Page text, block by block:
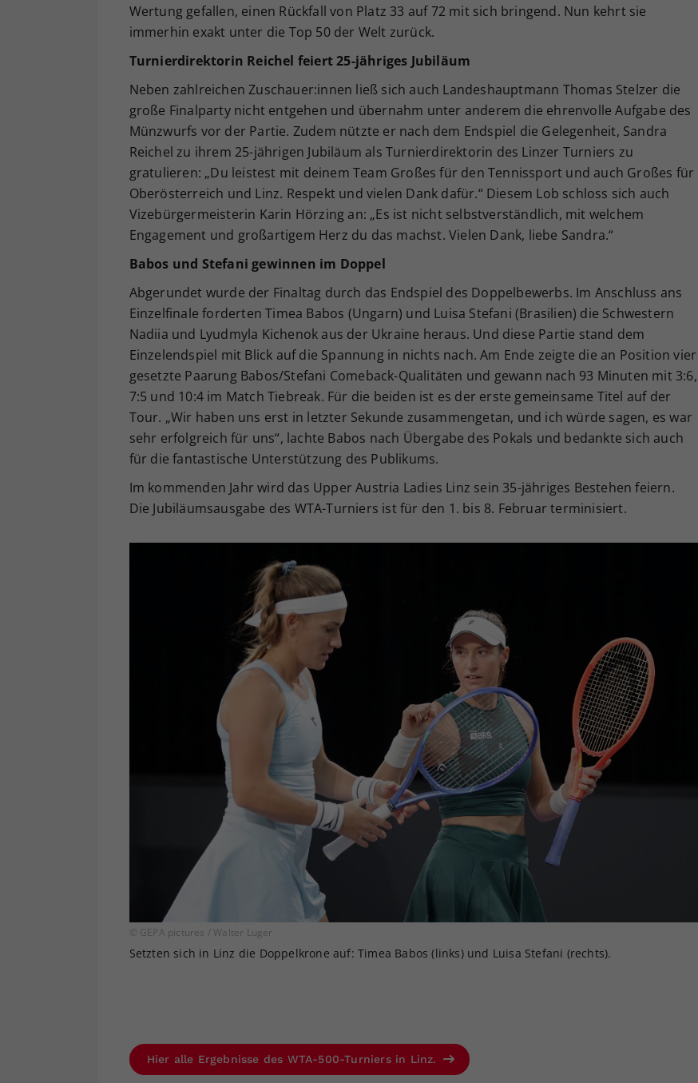
Wertung gefallen, einen Rückfall von Platz 33 auf 72 mit sich bringend. Nun kehrt sie
immerhin exakt unter die Top 50 der Welt zurück.
Turnierdirektorin Reichel feiert 25-jähriges Jubiläum
Neben zahlreichen Zuschauer:innen ließ sich auch Landeshauptmann Thomas Stelzer die
große Finalparty nicht entgehen und übernahm unter anderem die ehrenvolle Aufgabe des
Münzwurfs vor der Partie. Zudem nützte er nach dem Endspiel die Gelegenheit, Sandra
Reichel zu ihrem 25-jährigen Jubiläum als Turnierdirektorin des Linzer Turniers zu
gratulieren: „Du leistest mit deinem Team Großes für den Tennissport und auch Großes für
Oberösterreich und Linz. Respekt und vielen Dank dafür.“ Diesem Lob schloss sich auch
Vizebürgermeisterin Karin Hörzing an: „Es ist nicht selbstverständlich, mit welchem
Engagement und großartigem Herz du das machst. Vielen Dank, liebe Sandra.“
Babos und Stefani gewinnen im Doppel
Abgerundet wurde der Finaltag durch das Endspiel des Doppelbewerbs. Im Anschluss ans
Einzelfinale forderten Timea Babos (Ungarn) und Luisa Stefani (Brasilien) die Schwestern
Nadiia und Lyudmyla Kichenok aus der Ukraine heraus. Und diese Partie stand dem
Einzelendspiel mit Blick auf die Spannung in nichts nach. Am Ende zeigte die an Position vier
gesetzte Paarung Babos/Stefani Comeback-Qualitäten und gewann nach 93 Minuten mit 3:6,
7:5 und 10:4 im Match Tiebreak. Für die beiden ist es der erste gemeinsame Titel auf der
Tour. „Wir haben uns erst in letzter Sekunde zusammengetan, und ich würde sagen, es war
sehr erfolgreich für uns“, lachte Babos nach Übergabe des Pokals und bedankte sich auch
für die fantastische Unterstützung des Publikums.
Im kommenden Jahr wird das Upper Austria Ladies Linz sein 35-jähriges Bestehen feiern.
Die Jubiläumsausgabe des WTA-Turniers ist für den 1. bis 8. Februar terminisiert.
© GEPA pictures / Walter Luger
Setzten sich in Linz die Doppelkrone auf: Timea Babos (links) und Luisa Stefani (rechts).
Hier alle Ergebnisse des WTA-500-Turniers in Linz.